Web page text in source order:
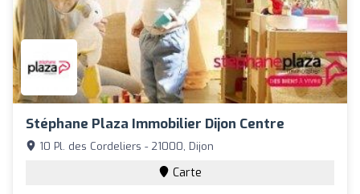
Stéphane Plaza Immobilier Dijon Centre
10 Pl. des Cordeliers - 21000, Dijon
Carte